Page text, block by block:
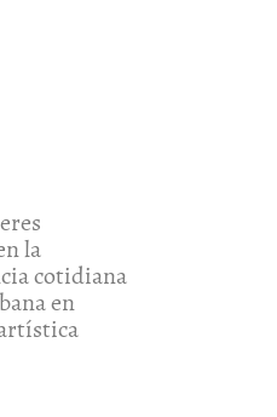
la
cotidiana
en